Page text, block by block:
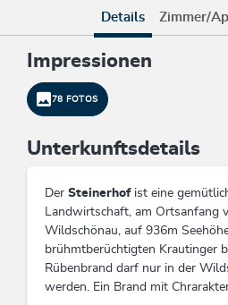
Details Zimmer/
Impressionen
78 FOTOS
Unterkunftsdetails
Der Steinerhofist eine
Landwirtschaft, am Ortsanfang
Wildschönau, auf 936m
brühmtberüchtigten Krautinger
Rübenbrand darf nur in der
werden. Ein Brand mit